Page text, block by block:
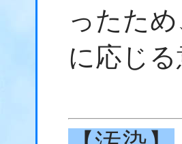
ったた
に応じ